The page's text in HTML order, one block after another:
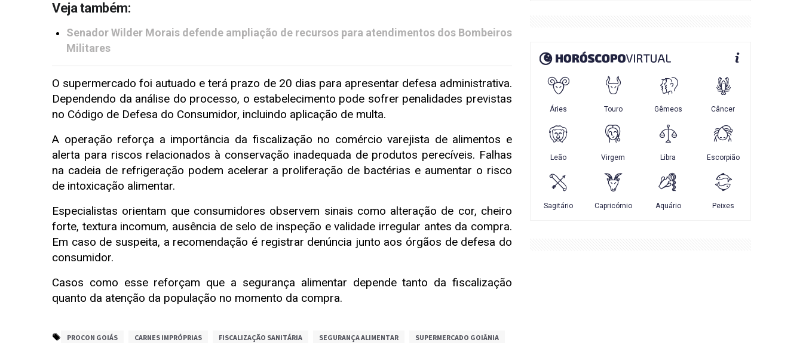
Veja também:
Senador Wilder Morais defende ampliação de recursos para atendimentos dos Bombeiros
Militares
O supermercado foi autuado e terá prazo de 20 dias para apresentar defesa administrativa.
Dependendo da análise do processo, o estabelecimento pode sofrer penalidades previstas
no Código de Defesa do Consumidor, incluindo aplicação de multa.
A operação reforça a importância da fiscalização no comércio varejista de alimentos e
alerta para riscos relacionados à conservação inadequada de produtos perecíveis. Falhas
na cadeia de refrigeração podem acelerar a proliferação de bactérias e aumentar o risco
de intoxicação alimentar.
Especialistas orientam que consumidores observem sinais como alteração de cor, cheiro
forte, textura incomum, ausência de selo de inspeção e validade irregular antes da compra.
Em caso de suspeita, a recomendação é registrar denúncia junto aos órgãos de defesa do
consumidor.
Casos como esse reforçam que a segurança alimentar depende tanto da fiscalização
quanto da atenção da população no momento da compra.
PROCON GOIÁS CARNES IMPRÓPRIAS FISCALIZAÇÃO SANITÁRIA SEGURANÇA ALIMENTAR SUPERMERCADO GOIÂNIA